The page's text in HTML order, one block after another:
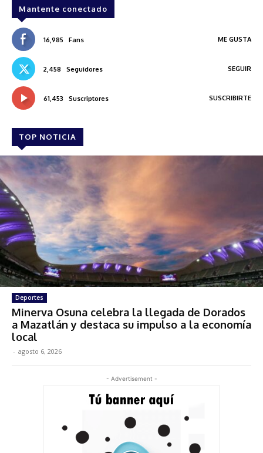
Mantente conectado
16,985 Fans ME GUSTA
2,458 Seguidores SEGUIR
61,453 Suscriptores SUSCRIBIRTE
TOP NOTICIA
Deportes
Minerva Osuna celebra la llegada de Dorados
a Mazatlán y destaca su impulso a la economía
local
- agosto 6, 2026
- Advertisement -